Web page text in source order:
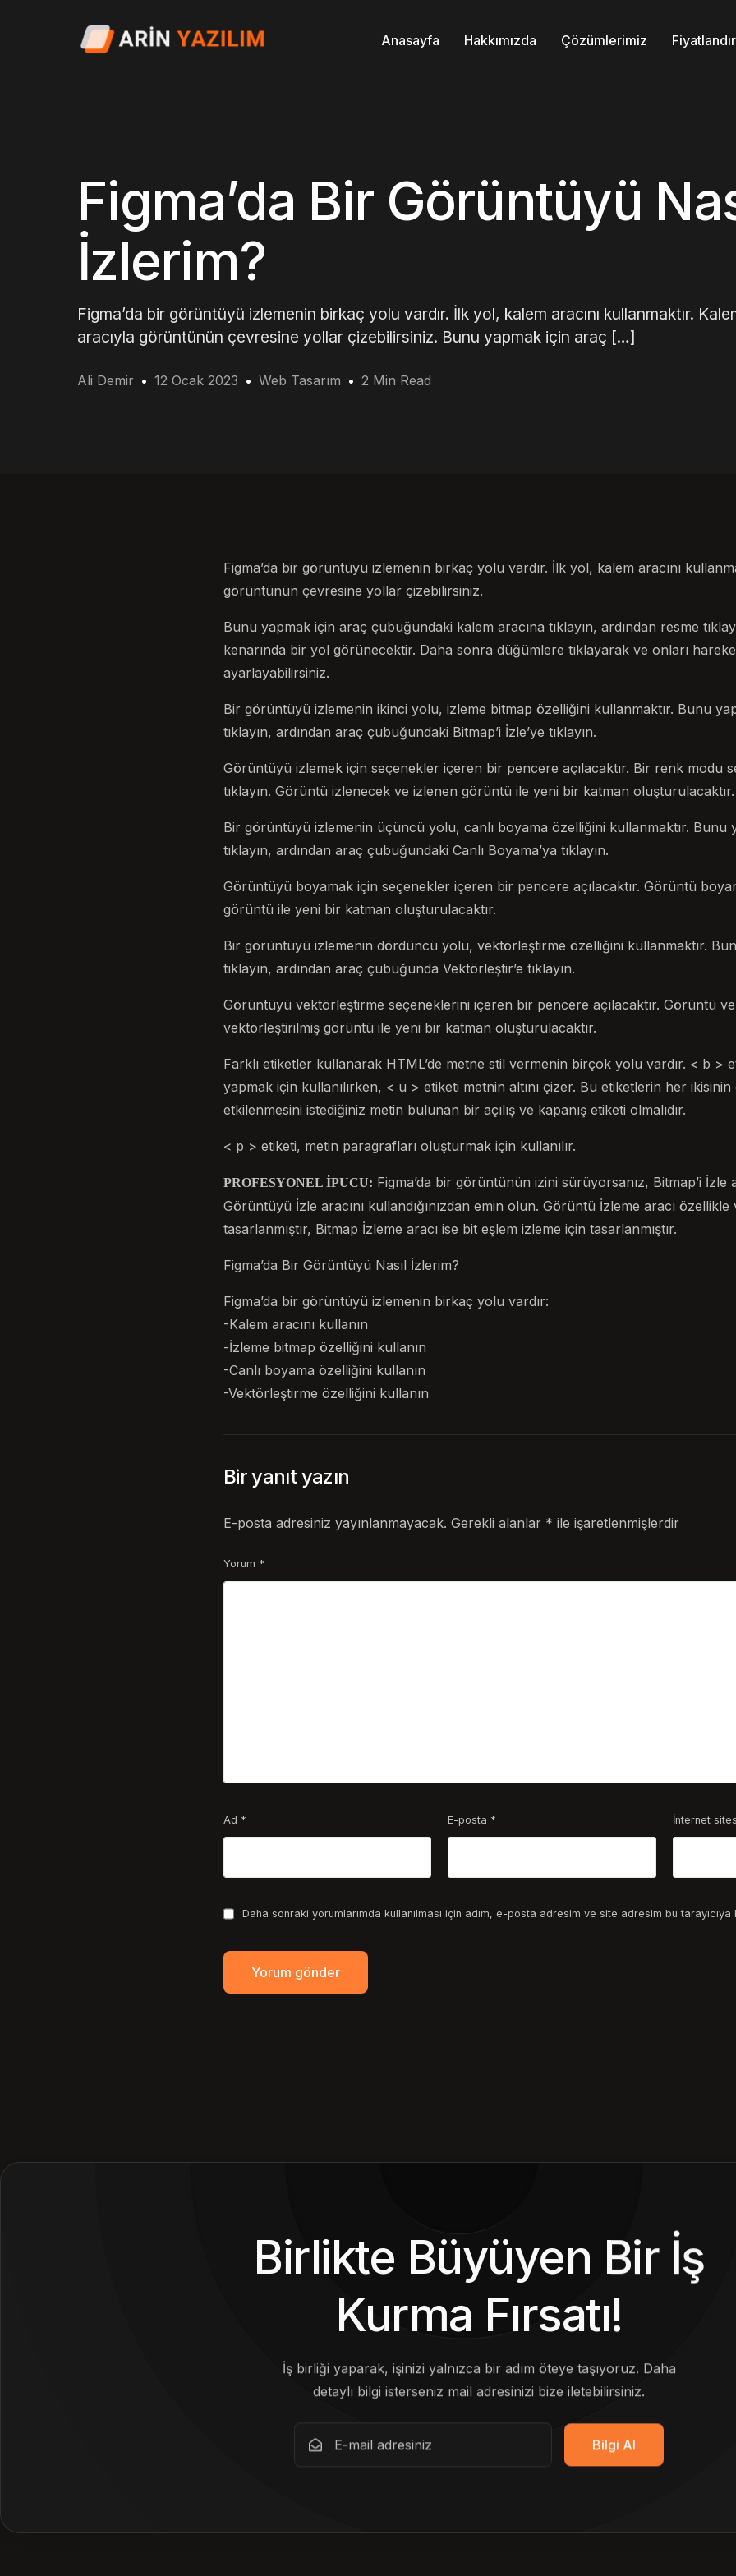
Anasayfa Hakkımızda Çözümlerimiz
Figma’da Bir Görüntüyü
İzlerim?
Figma’da bir görüntüyü izlemenin birkaç yolu vardır. İlk yol, kalem aracını kullanmaktır.
aracıyla görüntünün çevresine yollar çizebilirsiniz. Bunu yapmak için araç […]
Ali Demir 12 Ocak 2023 Web Tasarım 2 Min Read
Figma’da bir görüntüyü izlemenin birkaç yolu vardır. İlk yol, kalem aracını
görüntünün çevresine yollar çizebilirsiniz.
Bunu yapmak için araç çubuğundaki kalem aracına tıklayın, ardından resme
kenarında bir yol görünecektir. Daha sonra düğümlere tıklayarak ve onları
ayarlayabilirsiniz.
Bir görüntüyü izlemenin ikinci yolu, izleme bitmap özelliğini kullanmaktır. Bunu
tıklayın, ardından araç çubuğundaki Bitmap’i İzle’ye tıklayın.
Görüntüyü izlemek için seçenekler içeren bir pencere açılacaktır. Bir renk modu
tıklayın. Görüntü izlenecek ve izlenen görüntü ile yeni bir katman oluşturulacaktır.
Bir görüntüyü izlemenin üçüncü yolu, canlı boyama özelliğini kullanmaktır. Bunu
tıklayın, ardından araç çubuğundaki Canlı Boyama’ya tıklayın.
Görüntüyü boyamak için seçenekler içeren bir pencere açılacaktır. Görüntü
görüntü ile yeni bir katman oluşturulacaktır.
Bir görüntüyü izlemenin dördüncü yolu, vektörleştirme özelliğini kullanmaktır.
tıklayın, ardından araç çubuğunda Vektörleştir’e tıklayın.
Görüntüyü vektörleştirme seçeneklerini içeren bir pencere açılacaktır. Görüntü
vektörleştirilmiş görüntü ile yeni bir katman oluşturulacaktır.
Farklı etiketler kullanarak HTML’de metne stil vermenin birçok yolu vardır. < b >
yapmak için kullanılırken, < u > etiketi metnin altını çizer. Bu etiketlerin her ikisinin
etkilenmesini istediğiniz metin bulunan bir açılış ve kapanış etiketi olmalıdır.
< p > etiketi, metin paragrafları oluşturmak için kullanılır.
PROFESYONEL İPUCU: Figma’da bir görüntünün izini sürüyorsanız, Bitmap’i İzle
Görüntüyü İzle aracını kullandığınızdan emin olun. Görüntü İzleme aracı
tasarlanmıştır, Bitmap İzleme aracı ise bit eşlem izleme için tasarlanmıştır.
Figma’da Bir Görüntüyü Nasıl İzlerim?
Figma’da bir görüntüyü izlemenin birkaç yolu vardır:
-Kalem aracını kullanın
-İzleme bitmap özelliğini kullanın
-Canlı boyama özelliğini kullanın
-Vektörleştirme özelliğini kullanın
Bir yanıt yazın
E-posta adresiniz yayınlanmayacak. Gerekli alanlar * ile işaretlenmişlerdir
Yorum *
Ad * E-posta * İnternet
Daha sonraki yorumlarımda kullanılması için adım, e-posta adresim ve site adresim bu
Birlikte Büyüyen Bir İş
Kurma Fırsatı!
İş birliği yaparak, işinizi yalnızca bir adım öteye taşıyoruz. Daha
detaylı bilgi isterseniz mail adresinizi bize iletebilirsiniz.
Bilgi Al